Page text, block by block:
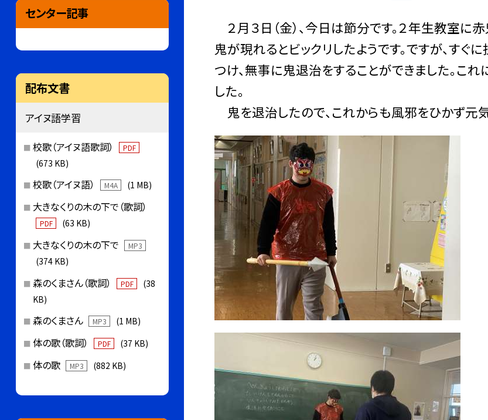
２月３日（金）、今日は節分です。２年生教室に
鬼が現れるとビックリしたようです。ですが、すぐ
つけ、無事に鬼退治をすることができました。こ
した。
鬼を退治したので、これからも風邪をひかず元
センター記事
配布文書
アイヌ語学習
校歌（アイヌ語歌詞） PDF
(673 KB)
校歌（アイヌ語） M4A (1 MB)
大きなくりの木の下で（歌詞）
PDF (63 KB)
大きなくりの木の下で MP3
(374 KB)
森のくまさん（歌詞） PDF
(38
KB)
森のくまさん MP3 (1 MB)
体の歌（歌詞） PDF (37 KB)
体の歌 MP3 (882 KB)